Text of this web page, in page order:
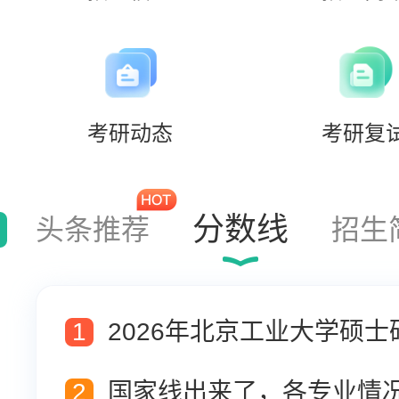
考研动态 考研复
头条推荐 分数线 招生
1 2026年北京工业大学硕
2 国家线出来了，各专业情